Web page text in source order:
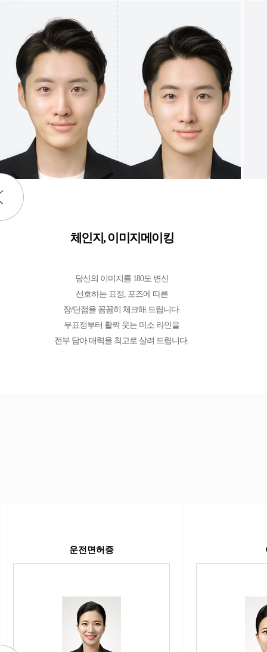
체인지, 이미지메이킹
당신의 이미지를 180도 변신
선호하는 표정, 포즈에 따른
장/단점을 꼼꼼히 체크해 드립니다.
무표정부터 활짝 웃는 미소 라인을
전부 담아 매력을 최고로 살려 드립니다.
운전면허증